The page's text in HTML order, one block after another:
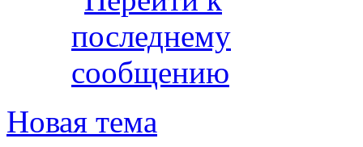
Новая тема